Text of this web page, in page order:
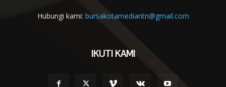
Hubungi kami: bursakotamediantn@gmail.com
IKUTI KAMI